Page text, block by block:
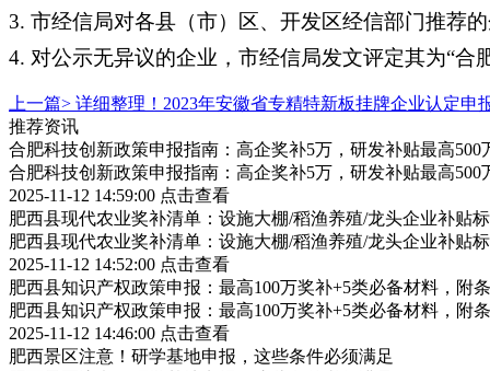
3. 市经信局对各县（市）区、开发区经信部门推荐
4. 对公示无异议的企业，市经信局发文评定其为“合
上一篇> 详细整理！2023年安徽省专精特新板挂牌企业认定申
推荐资讯
合肥科技创新政策申报指南：高企奖补5万，研发补贴最高500
合肥科技创新政策申报指南：高企奖补5万，研发补贴最高500
2025-11-12 14:59:00 点击查看
肥西县现代农业奖补清单：设施大棚/稻渔养殖/龙头企业补贴
肥西县现代农业奖补清单：设施大棚/稻渔养殖/龙头企业补贴
2025-11-12 14:52:00 点击查看
肥西县知识产权政策申报：最高100万奖补+5类必备材料，附
肥西县知识产权政策申报：最高100万奖补+5类必备材料，附
2025-11-12 14:46:00 点击查看
肥西景区注意！研学基地申报，这些条件必须满足